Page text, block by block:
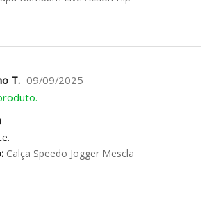
T. 09/09/2025
Calça Speedo Jogger Mescla